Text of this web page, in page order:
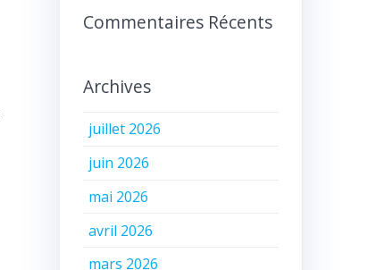
Commentaires Récents
Archives
juillet 2026
juin 2026
mai 2026
avril 2026
mars 2026